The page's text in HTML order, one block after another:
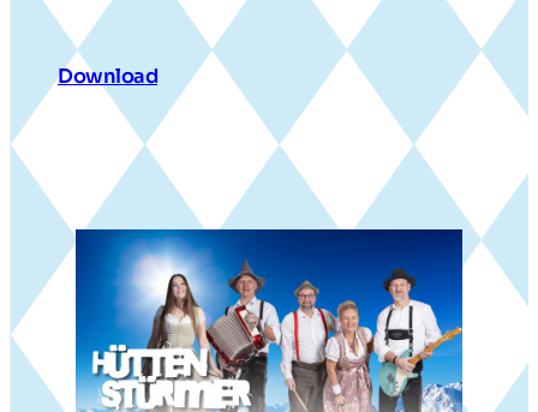
Download